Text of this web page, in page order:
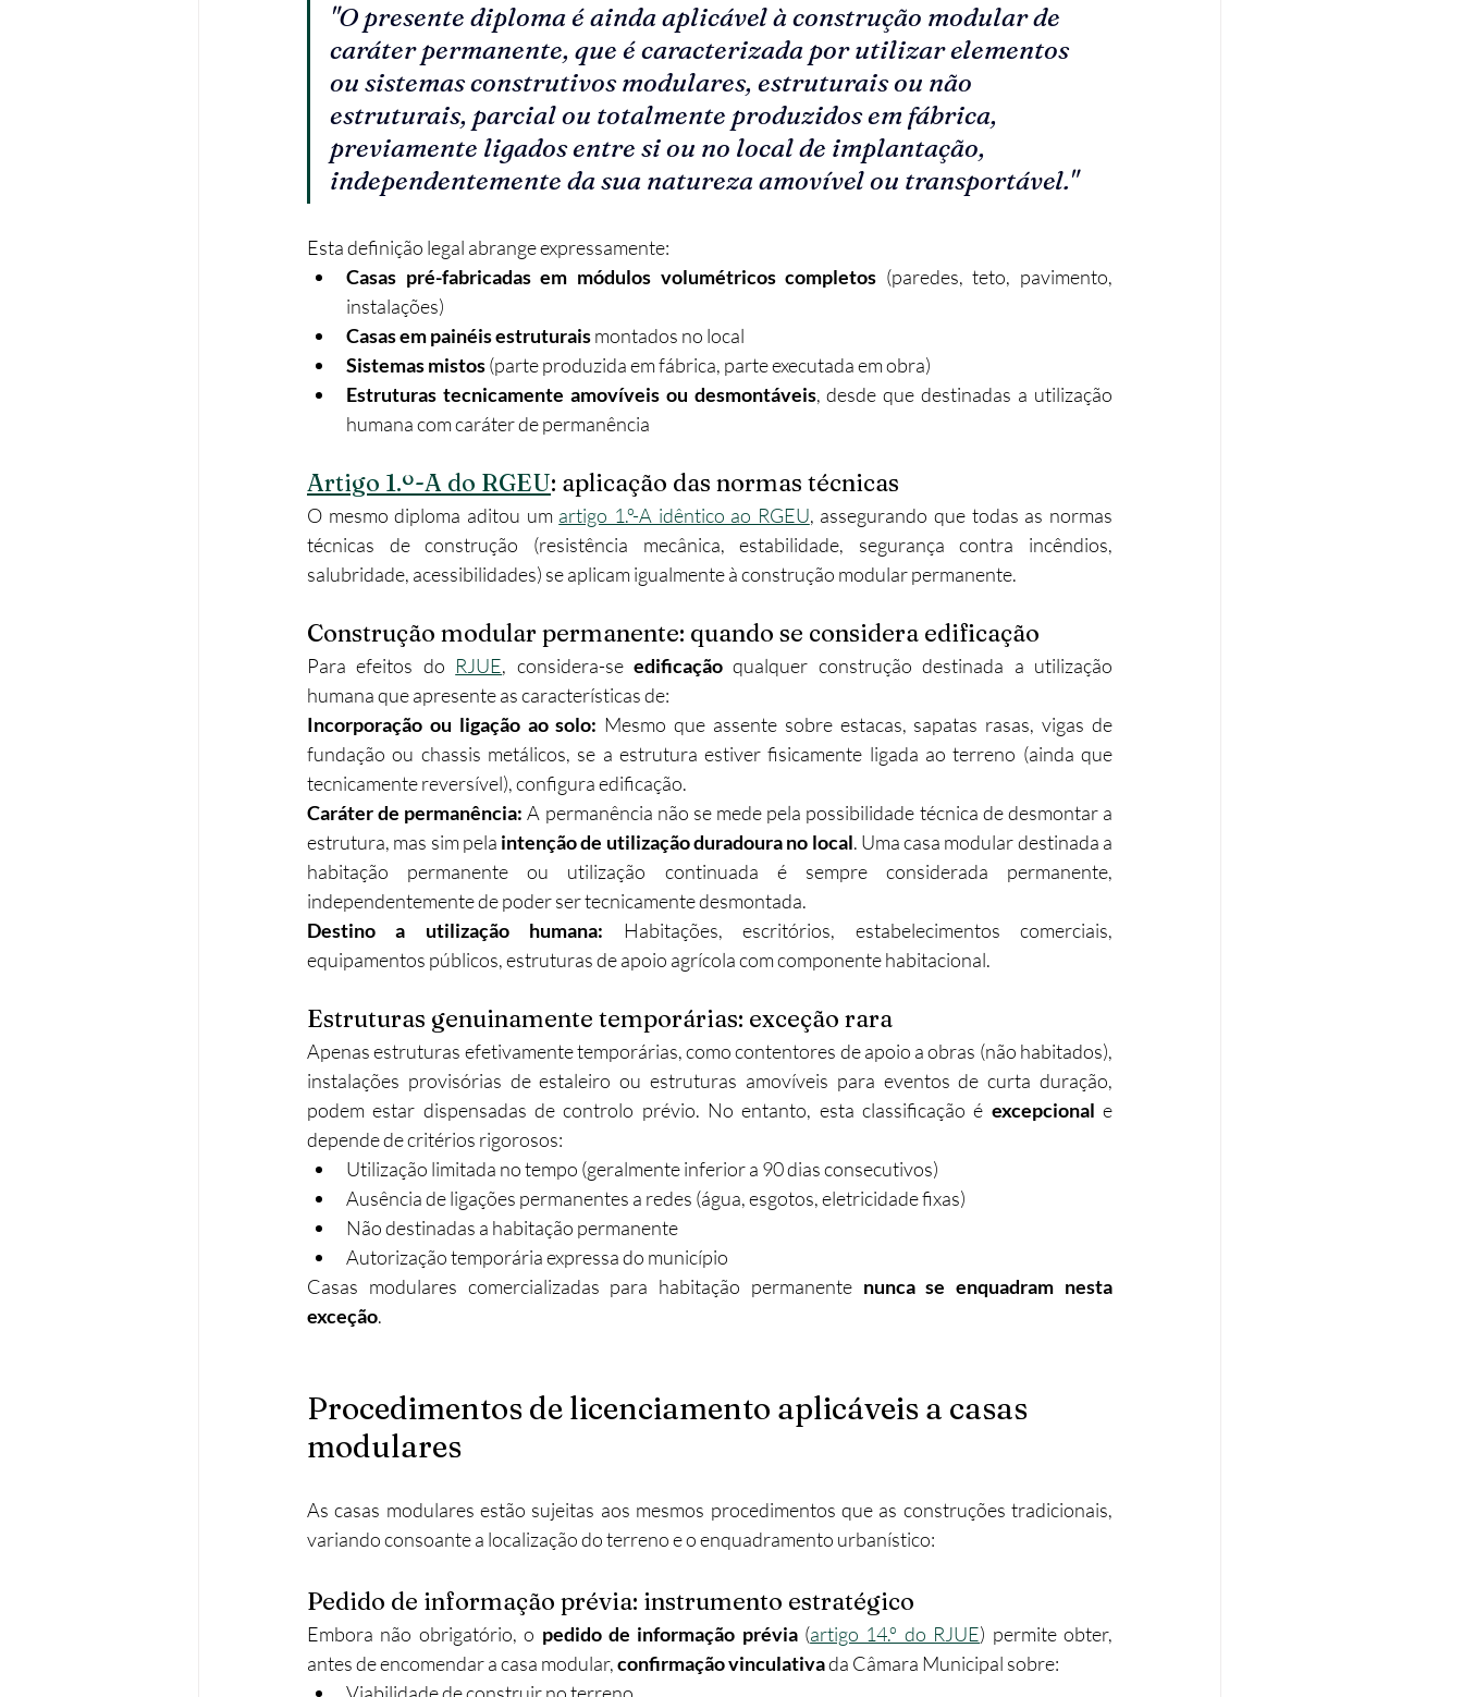
"O presente diploma é ainda aplicável à construção modular de
caráter permanente, que é caracterizada por utilizar elementos
ou sistemas construtivos modulares, estruturais ou não
estruturais, parcial ou totalmente produzidos em fábrica,
previamente ligados entre si ou no local de implantação,
independentemente da sua natureza amovível ou transportável."
Esta definição legal abrange expressamente:
Casas pré-fabricadas em módulos volumétricos completos (paredes, teto, pavimento,
instalações)
Casas em painéis estruturais montados no local
Sistemas mistos (parte produzida em fábrica, parte executada em obra)
Estruturas tecnicamente amovíveis ou desmontáveis, desde que destinadas a utilização
humana com caráter de permanência
Artigo 1.º-A do RGEU: aplicação das normas técnicas
O mesmo diploma aditou um artigo 1.º-A idêntico ao RGEU, assegurando que todas as normas
técnicas de construção (resistência mecânica, estabilidade, segurança contra incêndios,
salubridade, acessibilidades) se aplicam igualmente à construção modular permanente.
Construção modular permanente: quando se considera edificação
Para efeitos do RJUE, considera-se edificação qualquer construção destinada a utilização
humana que apresente as características de:
Incorporação ou ligação ao solo: Mesmo que assente sobre estacas, sapatas rasas, vigas de
fundação ou chassis metálicos, se a estrutura estiver fisicamente ligada ao terreno (ainda que
tecnicamente reversível), configura edificação.
Caráter de permanência: A permanência não se mede pela possibilidade técnica de desmontar a
estrutura, mas sim pela intenção de utilização duradoura no local. Uma casa modular destinada a
habitação permanente ou utilização continuada é sempre considerada permanente,
independentemente de poder ser tecnicamente desmontada.
Destino a utilização humana: Habitações, escritórios, estabelecimentos comerciais,
equipamentos públicos, estruturas de apoio agrícola com componente habitacional.
Estruturas genuinamente temporárias: exceção rara
Apenas estruturas efetivamente temporárias, como contentores de apoio a obras (não habitados),
instalações provisórias de estaleiro ou estruturas amovíveis para eventos de curta duração,
podem estar dispensadas de controlo prévio. No entanto, esta classificação é excepcional e
depende de critérios rigorosos:
Utilização limitada no tempo (geralmente inferior a 90 dias consecutivos)
Ausência de ligações permanentes a redes (água, esgotos, eletricidade fixas)
Não destinadas a habitação permanente
Autorização temporária expressa do município
Casas modulares comercializadas para habitação permanente nunca se enquadram nesta
exceção.
Procedimentos de licenciamento aplicáveis a casas
modulares
As casas modulares estão sujeitas aos mesmos procedimentos que as construções tradicionais,
variando consoante a localização do terreno e o enquadramento urbanístico:
Pedido de informação prévia: instrumento estratégico
Embora não obrigatório, o pedido de informação prévia (artigo 14.º do RJUE) permite obter,
antes de encomendar a casa modular, confirmação vinculativa da Câmara Municipal sobre: